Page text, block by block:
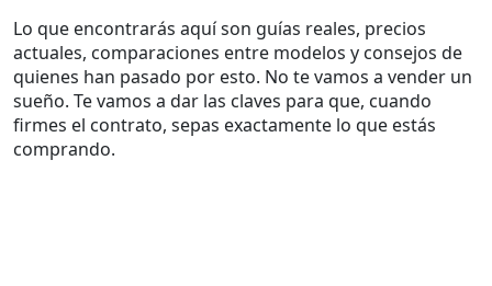
Lo que encontrarás aquí son guías reales, precios
actuales, comparaciones entre modelos y consejos de
quienes han pasado por esto. No te vamos a vender un
sueño. Te vamos a dar las claves para que, cuando
firmes el contrato, sepas exactamente lo que estás
comprando.